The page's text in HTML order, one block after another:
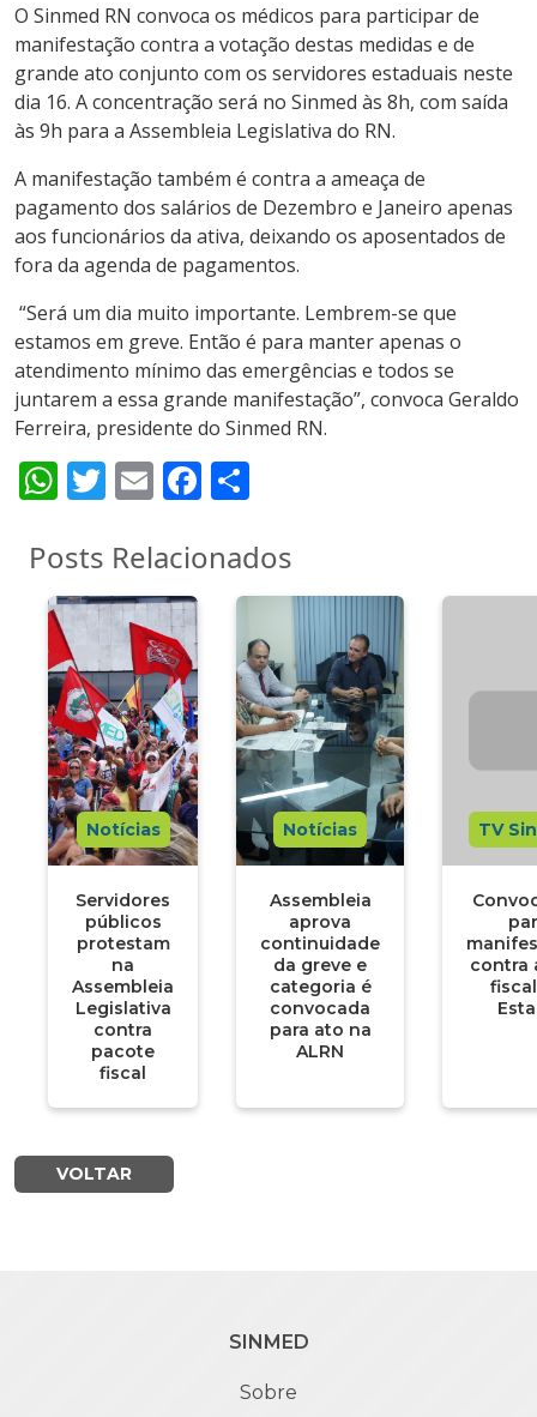
O Sinmed RN convoca os médicos para participar de
manifestação contra a votação destas medidas e de
grande ato conjunto com os servidores estaduais neste
dia 16. A concentração será no Sinmed às 8h, com saída
às 9h para a Assembleia Legislativa do RN.
A manifestação também é contra a ameaça de
pagamento dos salários de Dezembro e Janeiro apenas
aos funcionários da ativa, deixando os aposentados de
fora da agenda de pagamentos.
“Será um dia muito importante. Lembrem-se que
estamos em greve. Então é para manter apenas o
atendimento mínimo das emergências e todos se
juntarem a essa grande manifestação”, convoca Geraldo
Ferreira, presidente do Sinmed RN.
WhatsApp
Twitter
EmailFacebook
Posts Relacionados
Notícias
Servidores
públicos
protestam
na
Assembleia
Legislativa
contra
pacote
fiscal
Notícias
Assembleia
aprova
continuidade
da greve e
categoria é
convocada
para ato na
ALRN
TV
contra
VOLTAR
SINMED
Sobre